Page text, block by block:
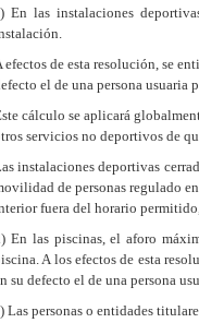
En las instalaciones
efectos de esta resolución, se
el de una persona usuaria
cálculo se aplicará
servicios no deportivos de
instalaciones deportivas
de personas regulado
fuera del horario
En las piscinas, el aforo
A los efectos de esta
su defecto el de una persona
Las personas o entidades